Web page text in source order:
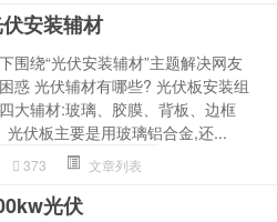
安装辅材
围绕“光伏安装辅材”主题解决网友
惑 光伏辅材有哪些? 光伏板安装组
大辅材:玻璃、胶膜、背板、边框
光伏板主要是用玻璃铝合金,还...
373 文章列表
光伏